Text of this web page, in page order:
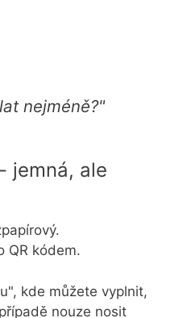
nejméně?"
jemná, ale
QR kódem.
kde můžete vyplnit,
nouze nosit